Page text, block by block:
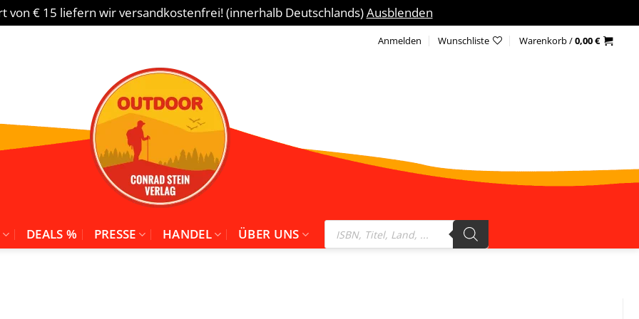
von € 15 liefern wir versandkostenfrei! (innerhalb Deutschlands)Ausblenden
Anmelden Wunschliste Warenkorb /0,00€
DEALS % PRESSE HANDEL ÜBER UNS
Products
search